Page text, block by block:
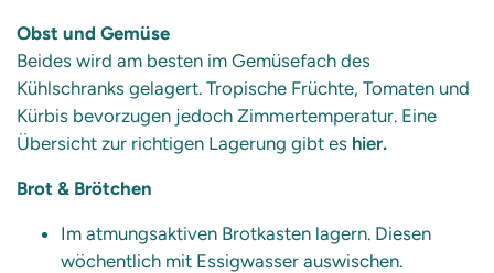
Obst und Gemüse
Beides wird am besten im Gemüsefach des
Kühlschranks gelagert. Tropische Früchte, Tomaten und
Kürbis bevorzugen jedoch Zimmertemperatur. Eine
Übersicht zur richtigen Lagerung gibt es hier.
Brot & Brötchen
Im atmungsaktiven Brotkasten lagern. Diesen
wöchentlich mit Essigwasser auswischen.